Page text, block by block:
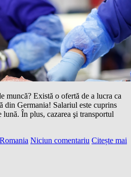
muncă? Există o ofertă de a lucra ca
Germania! Salariul este cuprins
În plus, cazarea şi transportul
Romania Niciun comentariu Citește mai